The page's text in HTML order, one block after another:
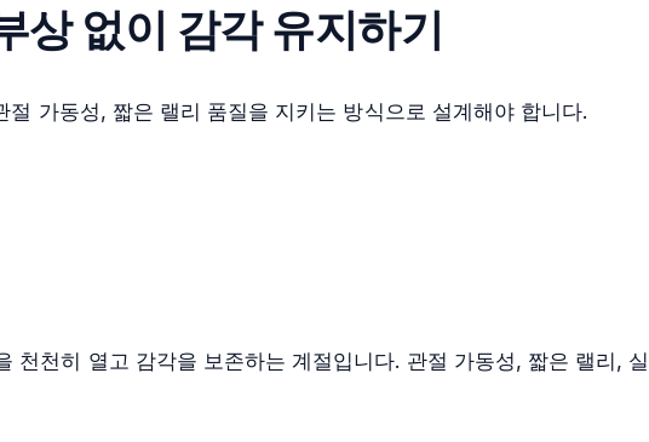
상 없이 감각 유지하기
가동성, 짧은 랠리 품질을 지키는 방식으로 설계해야 합니다.
천천히 열고 감각을 보존하는 계절입니다. 관절 가동성, 짧은 랠리,